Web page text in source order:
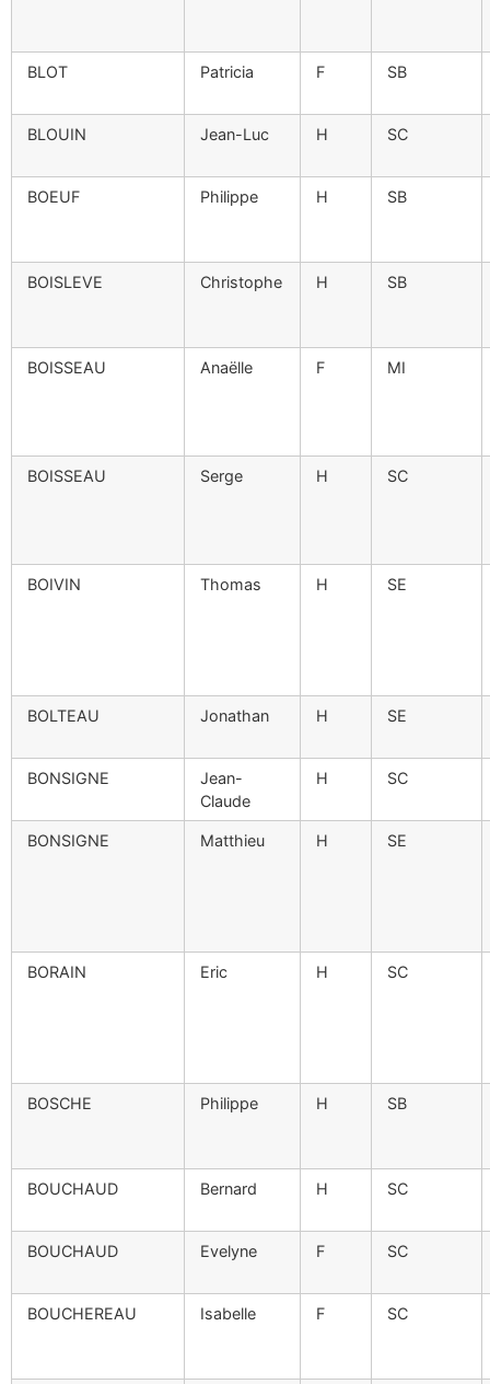
BLOT Patricia F SB
BLOUIN Jean-Luc H SC
BOEUF Philippe H SB
BOISLEVE Christophe H SB
BOISSEAU Anaëlle F MI
BOISSEAU Serge H SC
BOIVIN Thomas H SE
BOLTEAU Jonathan H SE
BONSIGNE
Jean-
Claude
H SC
BONSIGNE Matthieu H SE
BORAIN Eric H SC
BOSCHE Philippe H SB
BOUCHAUD Bernard H SC
BOUCHAUD Evelyne F SC
BOUCHEREAU Isabelle F SC